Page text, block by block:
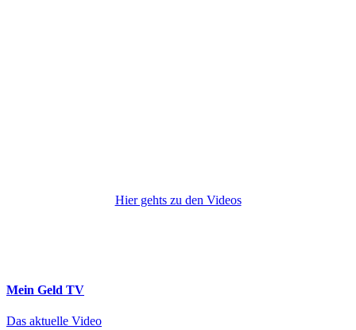
Hier gehts zu den Videos
Mein Geld TV
Das aktuelle Video